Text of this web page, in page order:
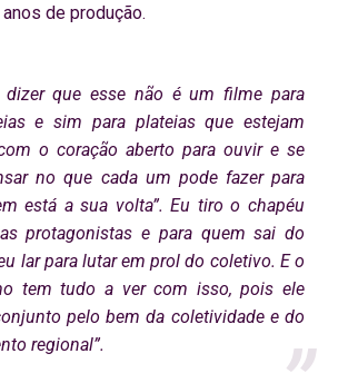
de produção.
dizer que esse não é um filme para
e sim para plateias que estejam
o coração aberto para ouvir e se
no que cada um pode fazer para
está a sua volta”. Eu tiro o chapéu
protagonistas e para quem sai do
lar para lutar em prol do coletivo. E o
tem tudo a ver com isso, pois ele
pelo bem da coletividade e do
regional”.